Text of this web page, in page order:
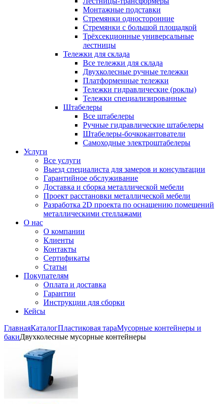
Монтажные подставки
Стремянки односторонние
Стремянки с большой площадкой
Трёхсекционные универсальные
лестницы
Тележки для склада
Все тележки для склада
Двухколесные ручные тележки
Платформенные тележки
Тележки гидравлические (роклы)
Тележки специализированные
Штабелеры
Все штабелеры
Ручные гидравлические штабелеры
Штабелеры-бочкокантователи
Самоходные электроштабелеры
Услуги
Все услуги
Выезд специалиста для замеров и консультации
Гарантийное обслуживание
Доставка и сборка металлической мебели
Проект расстановки металлической мебели
Разработка 2D проекта по оснащению помещений
металлическими стеллажами
О нас
О компании
Клиенты
Контакты
Сертификаты
Статьи
Покупателям
Оплата и доставка
Гарантии
Инструкции для сборки
Кейсы
ГлавнаяКаталогПластиковая тараМусорные контейнеры и
бакиДвухколесные мусорные контейнеры